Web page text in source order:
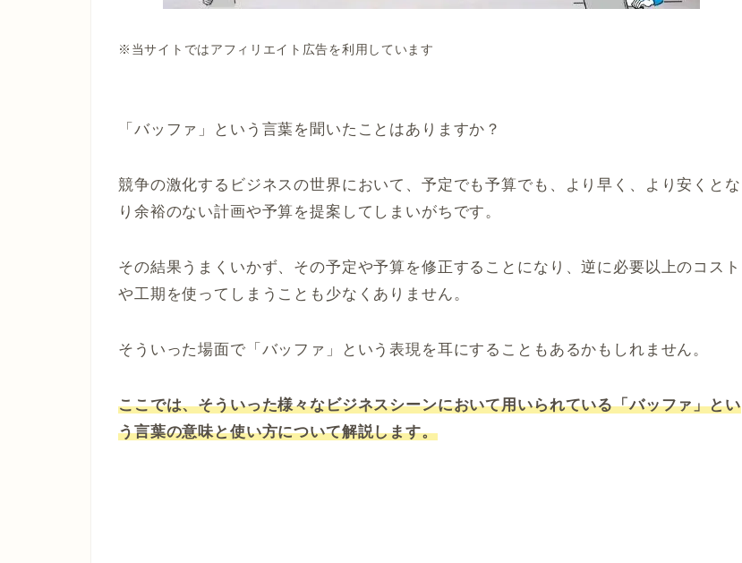
※当サイトではアフィリエイト広告を利用しています
「バッファ」という言葉を聞いたことはありますか？
競争の激化するビジネスの世界において、予定でも予算でも、より早く、より安くとな
り余裕のない計画や予算を提案してしまいがちです。
その結果うまくいかず、その予定や予算を修正することになり、逆に必要以上のコスト
や工期を使ってしまうことも少なくありません。
そういった場面で「バッファ」という表現を耳にすることもあるかもしれません。
ここでは、そういった様々なビジネスシーンにおいて用いられている「バッファ」とい
う言葉の意味と使い方について解説します。